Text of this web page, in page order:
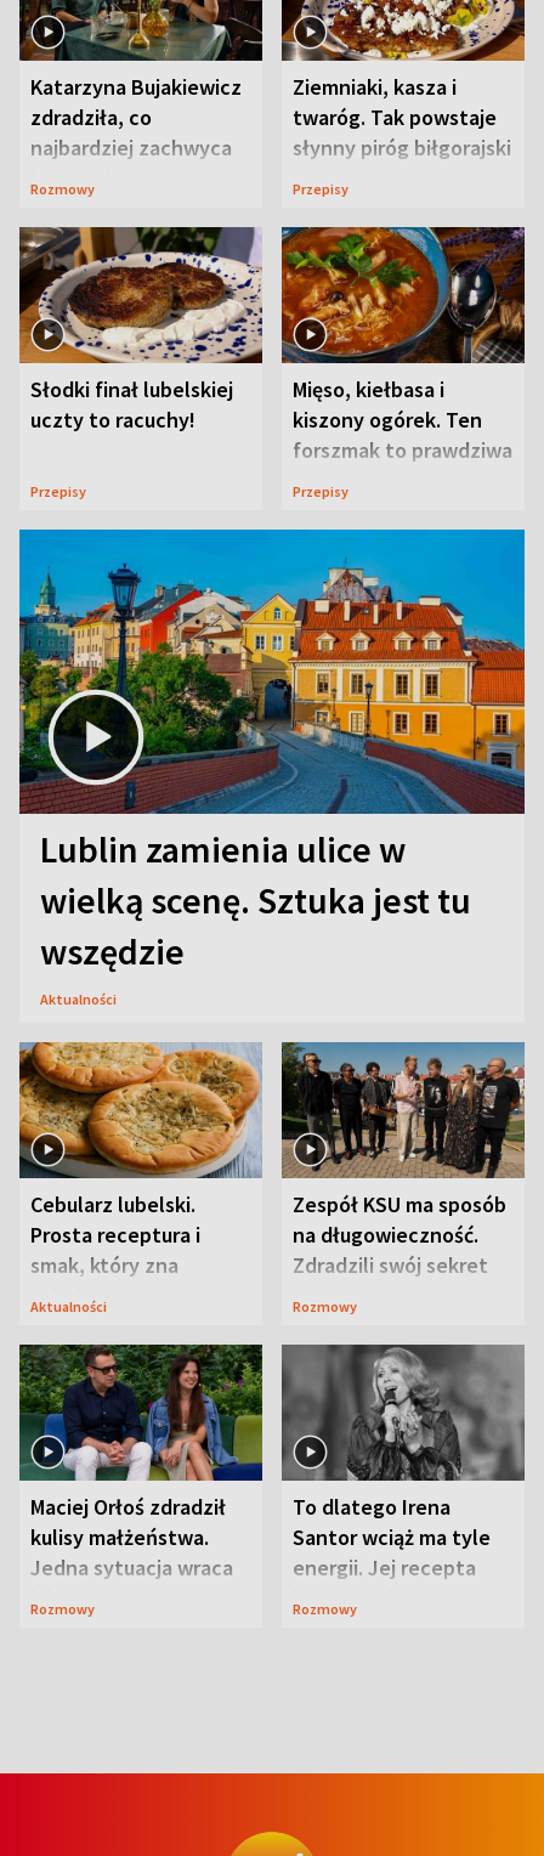
Katarzyna Bujakiewicz
zdradziła, co
najbardziej zachwyca
ją w Lublinie
Rozmowy
Ziemniaki, kasza i
twaróg. Tak powstaje
słynny piróg biłgorajski
Przepisy
Słodki finał lubelskiej
uczty to racuchy!
Przepisy
Mięso, kiełbasa i
kiszony ogórek. Ten
forszmak to prawdziwa
uczta
Przepisy
Lublin zamienia ulice w
wielką scenę. Sztuka jest tu
wszędzie
Aktualności
Cebularz lubelski.
Prosta receptura i
smak, który zna
Lubelszczyzna
Aktualności
Zespół KSU ma sposób
na długowieczność.
Zdradzili swój sekret
Rozmowy
Maciej Orłoś zdradził
kulisy małżeństwa.
Jedna sytuacja wraca
jak bumerang
Rozmowy
To dlatego Irena
Santor wciąż ma tyle
energii. Jej recepta
jest zaskakująco
Rozmowy